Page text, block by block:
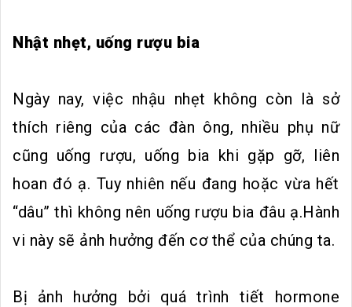
Nhật nhẹt, uống rượu bia
Ngày nay, việc nhậu nhẹt không còn là sở
thích riêng của các đàn ông, nhiều phụ nữ
cũng uống rượu, uống bia khi gặp gỡ, liên
hoan đó ạ. Tuy nhiên nếu đang hoặc vừa hết
“dâu” thì không nên uống rượu bia đâu ạ.Hành
vi này sẽ ảnh hưởng đến cơ thể của chúng ta.
Bị ảnh hưởng bởi quá trình tiết hormone